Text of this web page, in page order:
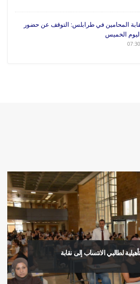
المحامين في طرابلس: التوقف عن حضور
الخميس
لطالبي الانتساب إلى نقابة